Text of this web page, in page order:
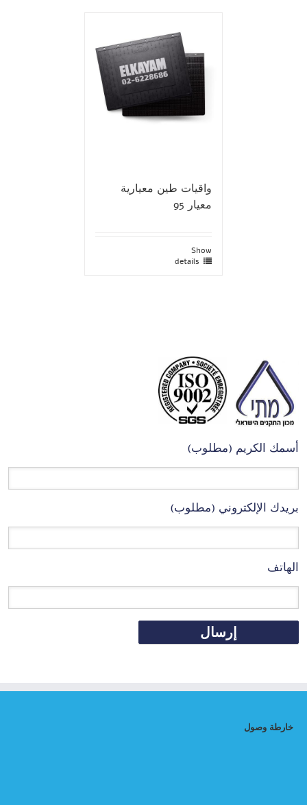
واقيات طين معيارية
معيار 95
Show
details
أسمك الكريم (مطلوب)
بريدك الإلكتروني (مطلوب)
الهاتف
خارطة وصول